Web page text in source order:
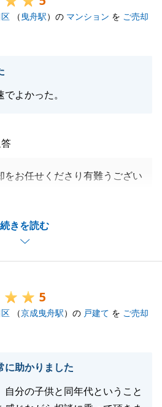
（ 曳舟駅）の マンション を ご売却
よかった。
続きを読む
をお任せくださり有難うござい
できかねたことが心残りではご
がございましたら、是非お声か
。
5
（京成曳舟駅）の 戸建て を ご売却
に助かりました
自分の子供と同年代ということ